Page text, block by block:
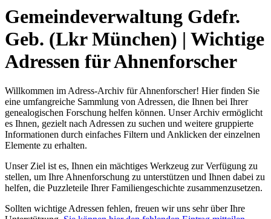
Gemeindeverwaltung Gdefr.
Geb. (Lkr München) | Wichtige
Adressen für Ahnenforscher
Willkommen im Adress-Archiv für Ahnenforscher! Hier finden Sie
eine umfangreiche Sammlung von Adressen, die Ihnen bei Ihrer
genealogischen Forschung helfen können. Unser Archiv ermöglicht
es Ihnen, gezielt nach Adressen zu suchen und weitere gruppierte
Informationen durch einfaches Filtern und Anklicken der einzelnen
Elemente zu erhalten.
Unser Ziel ist es, Ihnen ein mächtiges Werkzeug zur Verfügung zu
stellen, um Ihre Ahnenforschung zu unterstützen und Ihnen dabei zu
helfen, die Puzzleteile Ihrer Familiengeschichte zusammenzusetzen.
Sollten wichtige Adressen fehlen, freuen wir uns sehr über Ihre